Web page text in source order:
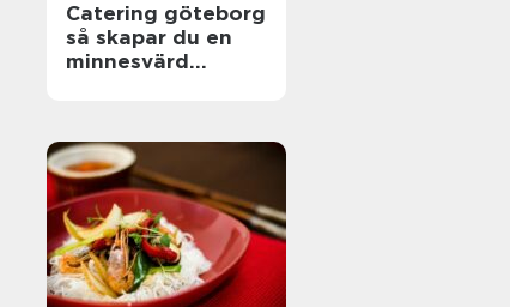
Catering göteborg
så skapar du en
minnesvärd